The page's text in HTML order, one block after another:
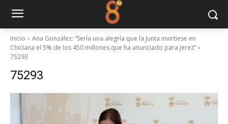
Inicio
Ana González: “Sería una alegría que la Junta invirtiese en
Chiclana el 5% de los 450 millones que ha anunciado para Jerez”
75293
75293